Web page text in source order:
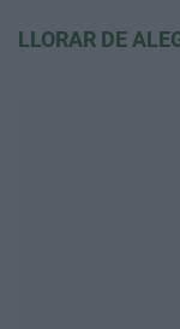
LLORAR DE